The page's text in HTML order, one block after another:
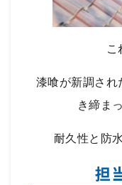
こ
漆喰が新調され
き締ま
耐久性と防
担